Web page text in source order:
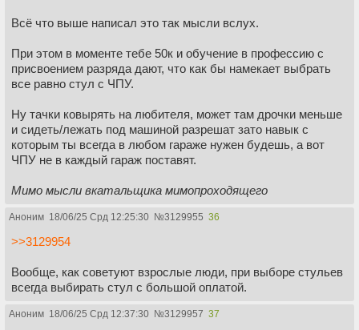
Всё что выше написал это так мысли вслух.
При этом в моменте тебе 50к и обучение в профессию с
присвоением разряда дают, что как бы намекает выбрать
все равно стул с ЧПУ.
Ну тачки ковырять на любителя, может там дрочки меньше
и сидеть/лежать под машиной разрешат зато навык с
которым ты всегда в любом гараже нужен будешь, а вот
ЧПУ не в каждый гараж поставят.
Мимо мысли вкатальщика мимопроходящего
Аноним 18/06/25 Срд 12:25:30 №3129955 36
>>3129954
Вообще, как советуют взрослые люди, при выборе стульев
всегда выбирать стул с большой оплатой.
Аноним 18/06/25 Срд 12:37:30 №3129957 37